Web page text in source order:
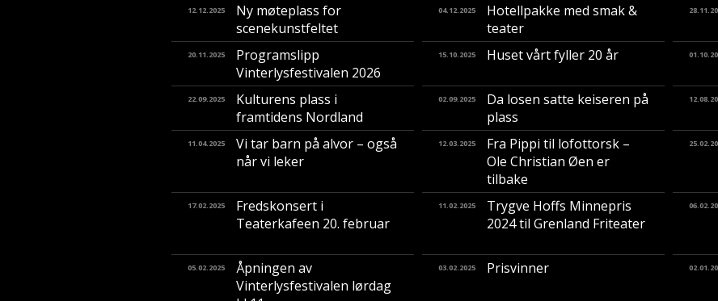
12.12.2025
Ny møteplass for
scenekunstfeltet
04.12.2025
Hotellpakke med smak &
teater
20.11.2025
Programslipp
Vinterlysfestivalen 2026
15.10.2025 Huset vårt fyller 20 år
22.09.2025
Kulturens plass i
framtidens Nordland
02.09.2025
Da losen satte keiseren på
plass
11.04.2025
Vi tar barn på alvor – også
når vi leker
12.03.2025
Fra Pippi til lofottorsk –
Ole Christian Øen er
tilbake
17.02.2025
Fredskonsert i
Teaterkafeen 20. februar
11.02.2025
Trygve Hoffs Minnepris
2024 til Grenland Friteater
05.02.2025
Åpningen av
Vinterlysfestivalen lørdag
03.02.2025 Prisvinner